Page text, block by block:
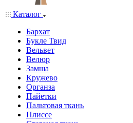
Каталог
Бархат
Букле Твид
Вельвет
Велюр
Замша
Кружево
Органза
Пайетки
Пальтовая ткань
Плиссе